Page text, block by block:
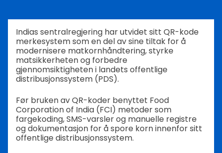
Indias sentralregjering har utvidet sitt QR-kode
merkesystem som en del av sine tiltak for å
modernisere matkornhåndtering, styrke
matsikkerheten og forbedre
gjennomsiktigheten i landets offentlige
distribusjonssystem (PDS).
Før bruken av QR-koder benyttet Food
Corporation of India (FCI) metoder som
fargekoding, SMS-varsler og manuelle registre
og dokumentasjon for å spore korn innenfor sitt
offentlige distribusjonssystem.